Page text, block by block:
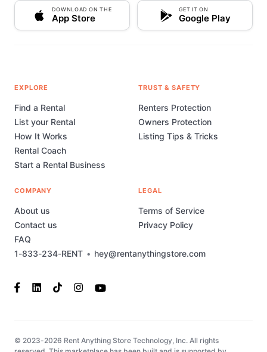
DOWNLOAD ON THE
App Store
GET IT ON
Google Play
1-833-234-RENT • hey@rentanythingstore.com
EXPLORE
Find a Rental
List your Rental
How It Works
Rental Coach
Start a Rental Business
TRUST & SAFETY
Renters Protection
Owners Protection
Listing Tips & Tricks
COMPANY
About us
Contact us
FAQ
LEGAL
Terms of Service
Privacy Policy
© 2023-2026 Rent Anything Store Technology, Inc. All rights